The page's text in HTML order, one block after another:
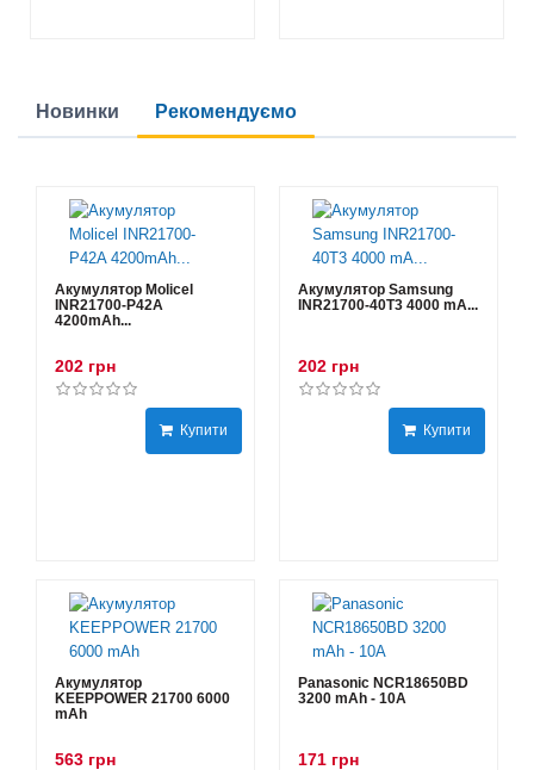
Новинки Рекомендуємо
Акумулятор Molicel
INR21700-P42A
4200mAh...
202 грн
Купити
Акумулятор Samsung
INR21700-40T3 4000 mA...
202 грн
Купити
Акумулятор
KEEPPOWER 21700 6000
mAh
563 грн
Panasonic NCR18650BD
3200 mAh - 10А
171 грн